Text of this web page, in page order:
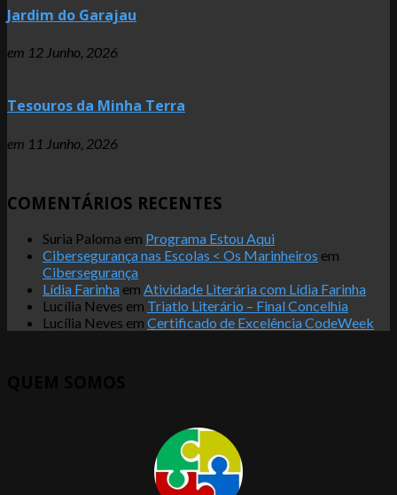
Jardim do Garajau
em 12 Junho, 2026
Tesouros da Minha Terra
em 11 Junho, 2026
COMENTÁRIOS RECENTES
Suria Paloma em Programa Estou Aqui
Cibersegurança nas Escolas < Os Marinheiros em
Cibersegurança
Lídia Farinha em Atividade Literária com Lídia Farinha
Lucília Neves em Triatlo Literário – Final Concelhia
Lucília Neves em Certificado de Excelência CodeWeek